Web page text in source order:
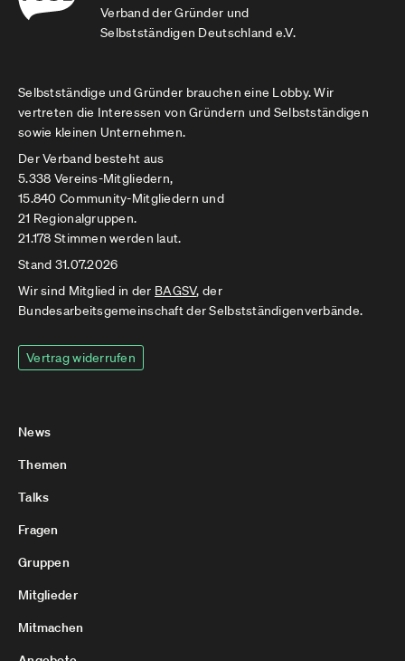
Verband der Gründer und
Selbstständigen Deutschland e.V.
Selbstständige und Gründer brauchen eine Lobby. Wir
vertreten die Interessen von Gründern und Selbstständigen
sowie kleinen Unternehmen.
Der Verband besteht aus
5.338 Vereins-Mitgliedern,
15.840 Community-Mitgliedern und
21 Regionalgruppen.
21.178 Stimmen werden laut.
Stand 31.07.2026
Wir sind Mitglied in der BAGSV, der
Bundesarbeitsgemeinschaft der Selbstständigenverbände.
Vertrag widerrufen
News
Themen
Talks
Fragen
Gruppen
Mitglieder
Mitmachen